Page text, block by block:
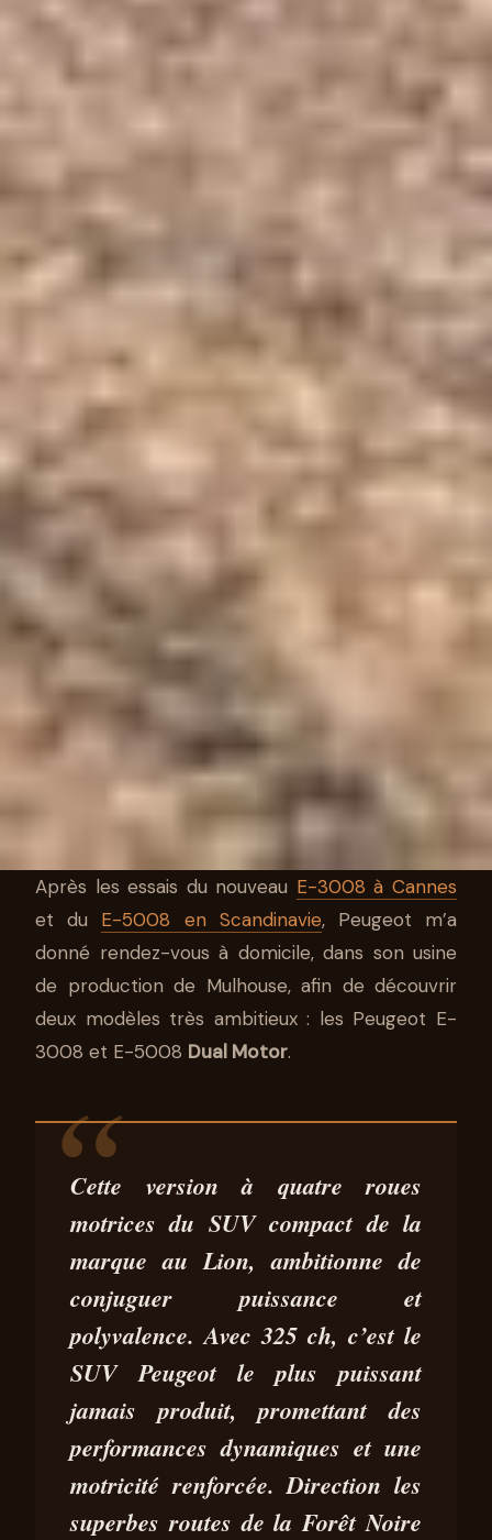
PEUGEOT E-3008 ET E-5008
DUAL MOTOR : TROP
D’AMBITION ?
Après les essais du nouveau E-3008 à Cannes
et du E-5008 en Scandinavie, Peugeot m’a
donné rendez-vous à domicile, dans son usine
de production de Mulhouse, afin de découvrir
deux modèles très ambitieux : les Peugeot E-
3008 et E-5008 Dual Motor.
Cette version à quatre roues
motrices du SUV compact de la
marque au Lion, ambitionne de
conjuguer puissance et
polyvalence. Avec 325 ch, c’est le
SUV Peugeot le plus puissant
jamais produit, promettant des
performances dynamiques et une
motricité renforcée. Direction les
superbes routes de la Forêt Noire